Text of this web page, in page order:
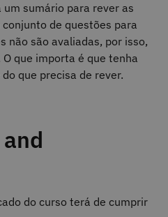
sumário para rever as
de questões para
não são avaliadas, por isso,
que importa é que tenha
que precisa de rever.
do curso terá de cumprir